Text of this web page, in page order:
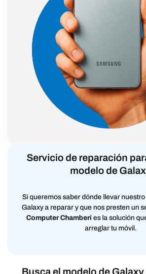
Servicio de reparación
modelo de
Si queremos saber dónde llevar
Galaxy a reparar y que nos presten un
Computer Chamberí es la solución
arreglar tu móvil.
Busca el modelo de